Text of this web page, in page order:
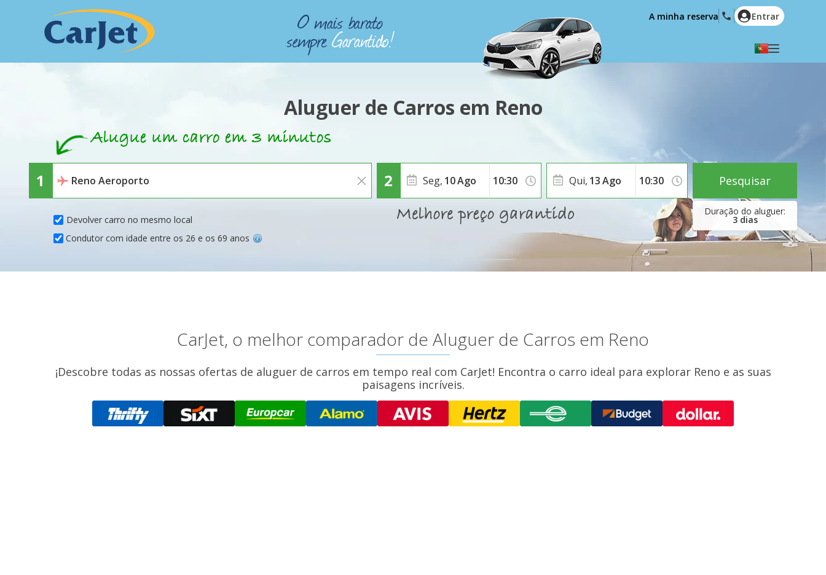
English (US)
Polski
Română
Ελληνικά
Hrvatski
العربية
A minha reserva Entrar
Aluguer de Carros em Reno
Devolver carro no mesmo local
Seg, 10Ago
3 dias
Qui, 13Ago
Condutor com idade entre os 26 e os 69 anos
Pesquisar
CarJet, o melhor comparador de Aluguer de Carros em Reno
¡Descobre todas as nossas ofertas de aluguer de carros em tempo real com CarJet! Encontra o carro ideal para explorar Reno e as suas
paisagens incríveis.